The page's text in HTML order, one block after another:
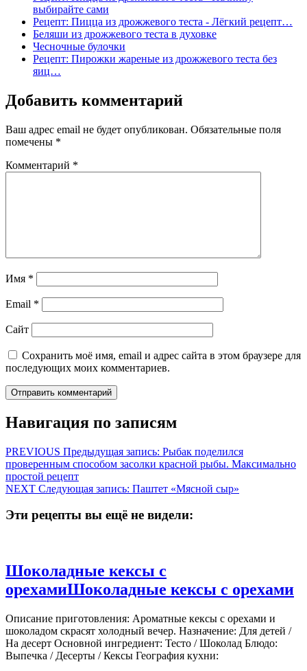
выбирайте сами
Рецепт: Пицца из дрожжевого теста - Лёгкий рецепт…
Беляши из дрожжевого теста в духовке
Чесночные булочки
Рецепт: Пирожки жареные из дрожжевого теста без
яиц…
Добавить комментарий
Ваш адрес email не будет опубликован. Обязательные поля
помечены *
Комментарий *
Имя *
Email *
Сайт
Сохранить моё имя, email и адрес сайта в этом браузере для
последующих моих комментариев.
Навигация по записям
PREVIOUS Предыдущая запись: Рыбак поделился
проверенным способом засолки красной рыбы. Максимально
простой рецепт
NEXT Следующая запись: Паштет «Мясной сыр»
Эти рецепты вы ещё не видели:
Шоколадные кексы с
орехамиШоколадные кексы с орехами
Описание приготовления: Ароматные кексы с орехами и
шоколадом скрасят холодный вечер. Назначение: Для детей /
На десерт Основной ингредиент: Тесто / Шоколад Блюдо:
Выпечка / Десерты / Кексы География кухни: